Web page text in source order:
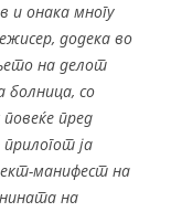
и онака многу
додека во
на делот
болница, со
пред
ја
манифест на
на